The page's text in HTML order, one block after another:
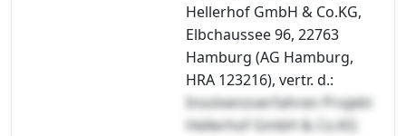
Hellerhof GmbH & Co.KG,
Elbchaussee 96, 22763
Hamburg (AG Hamburg,
HRA 123216), vertr. d.:
Insolvenzverfahren Projekt
Hellerhof GmbH & Co.KG